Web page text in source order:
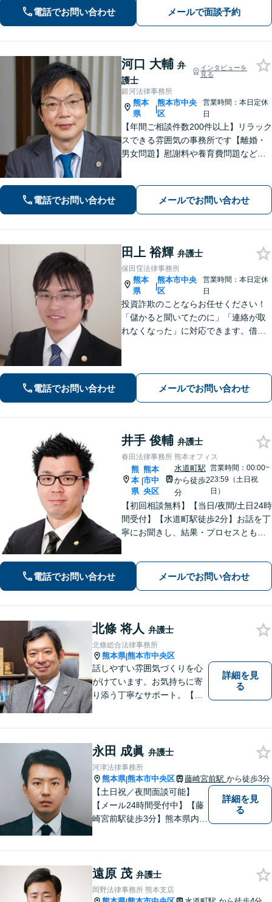
受付可】【休日・夜間相談可】
電話でお問い合わせ メールで面談予約
河口 大輔 弁
護士
インタビューを
見る
銀河法律事務所
熊本
県
|
熊本市中央
区
営業時間：本日定休
日
【年間ご相談件数200件以上】リラック
スできる雰囲気の事務所です【離婚・
男女問題】慰謝料や養育費問題など
務・過払い金】債務問題にスピーディ
に対応。過払い金も多額の回収実績
電話でお問い合わせ メールでお問い合わせ
田上 裕輝 弁護士
保田窪法律事務所
熊本
県
|
熊本市中央
区
営業時間：本日定休
日
投資詐欺のことならお任せください！
「儲かると聞いてたのに」「連絡が取
れなくなった」に対応できます。借
電話でお問い合わせ メールでお問い合わせ
井手 俊輔 弁護士
春田法律事務所 熊本オフィス
熊
本
県
|
熊本
市中
央区
水道町駅
から徒歩2
分
営業時間：00:00~
23:59（土日祝
日）
【初回相談無料】【当日/夜間/土日24時
間受付】【水道町駅徒歩2分】お話を丁
寧にお聞きし、結果・プロセスともに
電話でお問い合わせ メールでお問い合わせ
北條 将人 弁護士
北條総合法律事務所
熊本県|熊本市中央区
話しやすい雰囲気づくりを心
がけています。お気持ちに寄
り添う丁寧なサポート。【借
ート。企業からのご相談も承
ります【交通事故】弁護士費
用特約の利用可【夜間・休日
面談可】
詳細を見
る
永田 成眞 弁護士
河津法律事務所
熊本県|熊本市中央区 藤崎宮前駅 から徒歩3分
【土日祝／夜間面談可能】
【メール24時間受付中】【藤
崎宮前駅徒歩3分】熊本県内及
の方の契約関係トラブルまで
幅広くご相談いただいており
ます。お気軽にご相談くださ
詳細を見
る
遠原 茂 弁護士
岡野法律事務所 熊本支店